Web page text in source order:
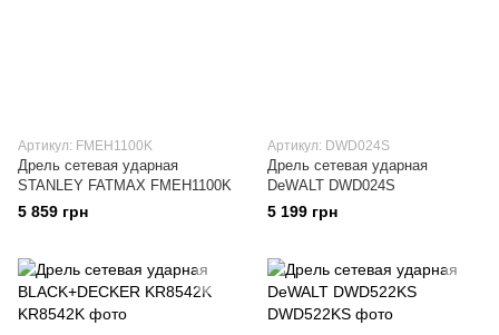
Артикул: FMEH1100K
Дрель сетевая ударная
STANLEY FATMAX FMEH1100K
5 859 грн
Артикул: DWD024S
Дрель сетевая ударная
DeWALT DWD024S
5 199 грн